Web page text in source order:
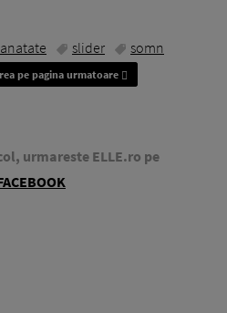
slider somn
pe pagina urmatoare
urmareste ELLE.ro pe